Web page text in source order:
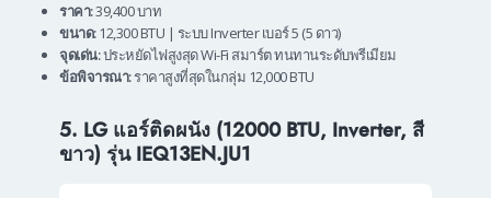
ราคา:39,400 บาท
ขนาด:12,300 BTU | ระบบ Inverter เบอร์ 5 (5 ดาว)
จุดเด่น:ประหยัดไฟสูงสุด Wi-Fi สมาร์ต ทนทานระดับพรีเมียม
ข้อพิจารณา:ราคาสูงที่สุดในกลุ่ม 12,000 BTU
5. LG แอร์ติดผนัง (12000 BTU, Inverter, สี
ขาว) รุ่น IEQ13EN.JU1